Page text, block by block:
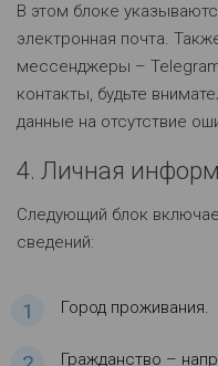
В этом блоке
электронная почта.
мессенджеры –
контакты, будьте
данные на отсутствие
4. Личная
Следующий блок
сведений:
Город проживания.
Гражданство –